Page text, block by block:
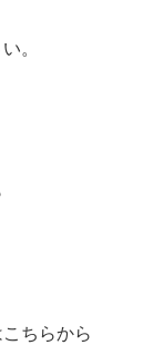
。
ちらから